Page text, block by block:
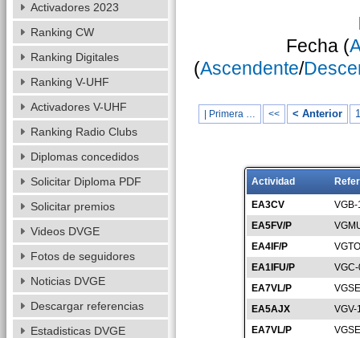
Fecha (
(Ascendente/
| Primera … << < Anterior
Actividad
EA3CV
EA5FV/P
EA4IF/P
EA1IFU/P
EA7VL/P
EA5AJX
VGV-
EA7VL/P
Activadores 2023
Ranking CW
Ranking Digitales
Ranking V-UHF
Activadores V-UHF
Ranking Radio Clubs
Diplomas concedidos
Solicitar Diploma PDF
Solicitar premios
Videos DVGE
Fotos de seguidores
Noticias DVGE
Descargar referencias
Estadisticas DVGE